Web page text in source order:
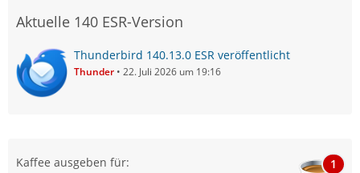
Aktuelle 140 ESR-Version
Thunderbird 140.13.0 ESR veröffentlicht
Thunder 22. Juli 2026 um 19:16
Kaffee ausgeben für: 1